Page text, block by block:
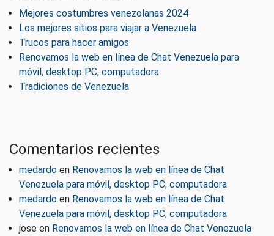
Mejores costumbres venezolanas 2024
Los mejores sitios para viajar a Venezuela
Trucos para hacer amigos
Renovamos la web en línea de Chat Venezuela para
móvil, desktop PC, computadora
Tradiciones de Venezuela
Comentarios recientes
medardo en Renovamos la web en línea de Chat
Venezuela para móvil, desktop PC, computadora
medardo en Renovamos la web en línea de Chat
Venezuela para móvil, desktop PC, computadora
jose en Renovamos la web en línea de Chat Venezuela